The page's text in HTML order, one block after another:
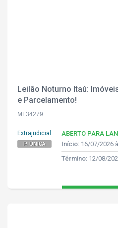
Leilão Noturno Itaú:
e Parcelamento!
ML34279
Extrajudicial
P. ÚNICA
ABERTO PARA
Início: 16/07/2026
Término: 12/08/